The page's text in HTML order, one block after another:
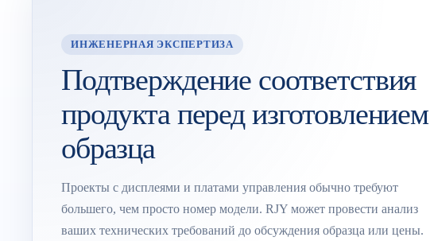
ИНЖЕНЕРНАЯ ЭКСПЕРТИЗА
Подтверждение соответствия
продукта перед изготовлением
образца
Проекты с дисплеями и платами управления обычно требуют
большего, чем просто номер модели. RJY может провести анализ
ваших технических требований до обсуждения образца или цены.